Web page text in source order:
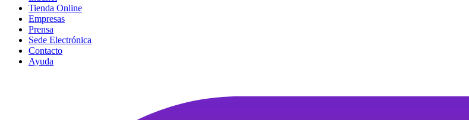
Tienda Online
Empresas
Prensa
Sede Electrónica
Contacto
Ayuda